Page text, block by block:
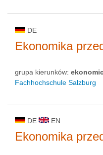
DE
Ekonomika
grupa kierunków:
Fachhochschule Salzburg
DE EN
Ekonomika